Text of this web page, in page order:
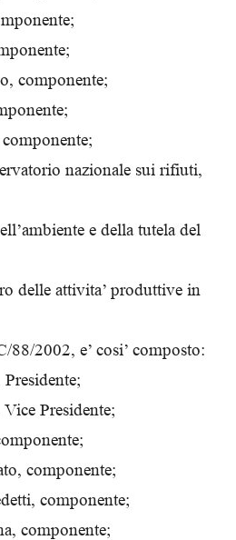
componente;
nazionale sui rifiuti,
e della tutela del
delle attivita’ produttive in
2002, e’ cosi’ composto:
Presidente;
componente;
componente;
componente;